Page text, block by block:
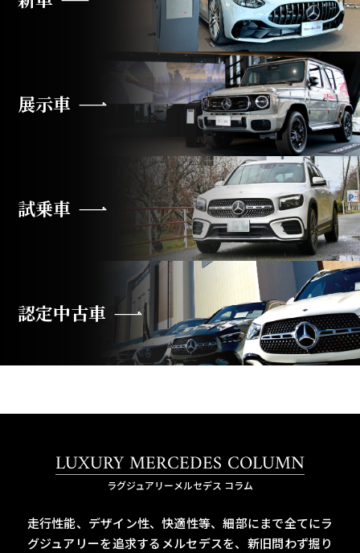
展示車
試乗車
認定中古車
LUXURY MERCEDES COLUMN
ラグジュアリーメルセデス コラム
走行性能、デザイン性、快適性等、細部にまで全てにラ
グジュアリーを追求するメルセデスを、 新旧問わず掘り